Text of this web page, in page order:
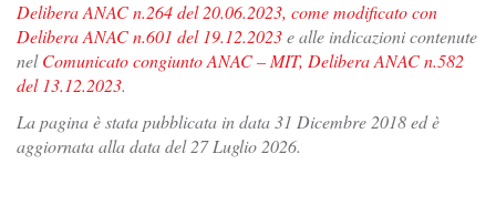
Delibera ANAC n.264 del 20.06.2023, come modificato con
Delibera ANAC n.601 del 19.12.2023e alle indicazioni contenute
nelComunicato congiunto ANAC – MIT, Delibera ANAC n.582
del 13.12.2023.
La pagina è stata pubblicata in data 31 Dicembre 2018 ed è
aggiornata alla data del 27 Luglio 2026.